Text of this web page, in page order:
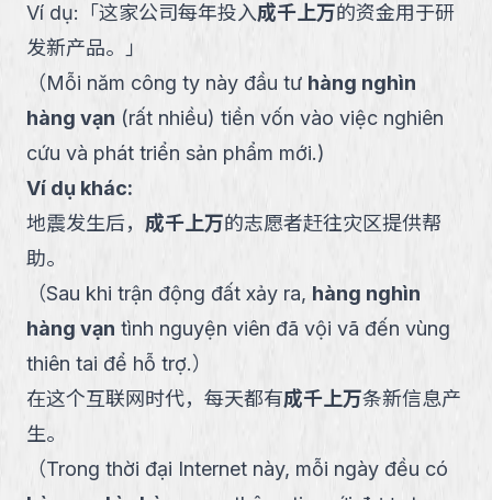
Ví dụ: 「这家公司每年投入成千上万的资金用于研
发新产品。
」
（Mỗi năm công ty này đầu tư hàng nghìn
hàng vạn (rất nhiều) tiền vốn vào việc nghiên
cứu và phát triển sản phẩm mới.)
Ví dụ khác:
地震发生后， 成千上万的志愿者赶往灾区提供帮
助。
（Sau khi trận động đất xảy ra, hàng nghìn
hàng vạn tình nguyện viên đã vội vã đến vùng
thiên tai để hỗ trợ.）
在这个互联网时代，每天都有成千上万条新信息产
生。
（Trong thời đại Internet này, mỗi ngày đều có